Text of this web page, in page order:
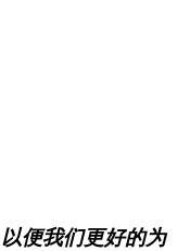
便我们更好的为